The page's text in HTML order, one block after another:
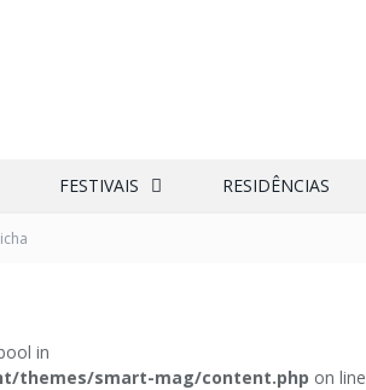
FESTIVAIS RESIDÊNCIAS
in
themes/smart-mag/content.php on line